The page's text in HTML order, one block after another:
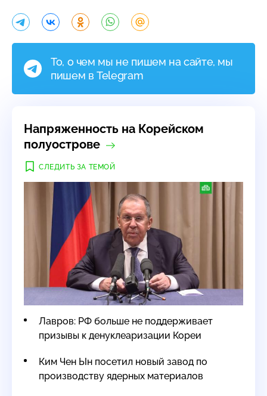
То, о чем мы не пишем на сайте, мы
пишем в Telegram
Напряженность на Корейском
полуострове
СЛЕДИТЬ ЗА ТЕМОЙ
Лавров: РФ больше не поддерживает
призывы к денуклеаризации Кореи
Ким Чен Ын посетил новый завод по
производству ядерных материалов